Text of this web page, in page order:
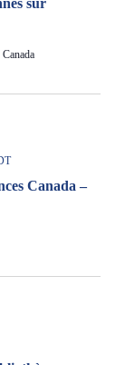
sur
Canada –